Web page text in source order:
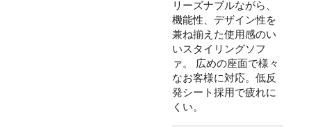
リーズナブルながら、
機能性、デザイン性を
兼ね揃えた使用感のい
いスタイリングソフ
ァ。 広めの座面で様々
なお客様に対応。低反
発シート採用で疲れに
くい。